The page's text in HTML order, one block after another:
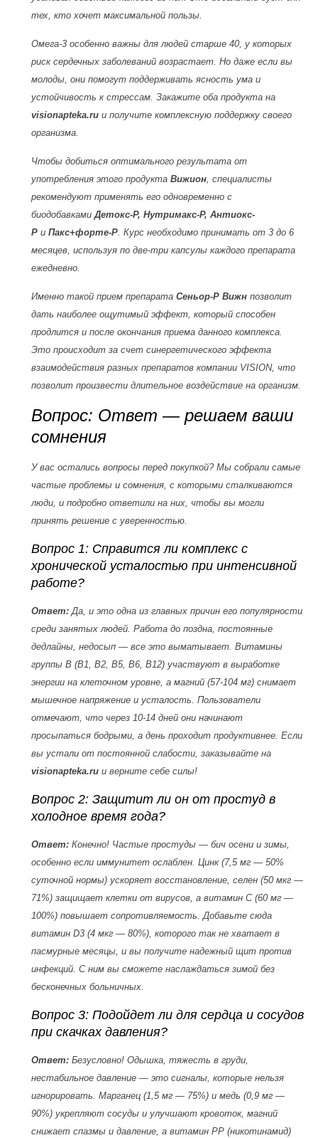
тех, кто хочет максимальной пользы.
Омега-3 особенно важны для людей старше 40, у которых
риск сердечных заболеваний возрастает. Но даже если вы
молоды, они помогут поддерживать ясность ума и
устойчивость к стрессам. Закажите оба продукта на
visionapteka.ru и получите комплексную поддержку своего
организма.
Чтобы добиться оптимального результата от
употребления этого продуктаВижион, специалисты
рекомендуют применять его одновременно с
биодобавкамиДетокс-Р,Нутримакс-Р,Антиокс-
Р и Пакс+форте-Р. Курс необходимо принимать от 3 до 6
месяцев, используя по две-три капсулы каждого препарата
ежедневно.
Именно такой прием препаратаСеньор-Р Вижн позволит
дать наиболее ощутимый эффект, который способен
продлится и после окончания приема данного комплекса.
Это происходит за счет синергетического эффекта
взаимодействия разных препаратов компании VISION, что
позволит произвести длительное воздействие на организм.
Вопрос: Ответ — решаем ваши
сомнения
У вас остались вопросы перед покупкой? Мы собрали самые
частые проблемы и сомнения, с которыми сталкиваются
люди, и подробно ответили на них, чтобы вы могли
принять решение с уверенностью.
Вопрос 1: Справится ли комплекс с
хронической усталостью при интенсивной
работе?
Ответ: Да, и это одна из главных причин его популярности
среди занятых людей. Работа до поздна, постоянные
дедлайны, недосып — все это выматывает. Витамины
группы B (B1, B2, B5, B6, B12) участвуют в выработке
энергии на клеточном уровне, а магний (57-104 мг) снимает
мышечное напряжение и усталость. Пользователи
отмечают, что через 10-14 дней они начинают
просыпаться бодрыми, а день проходит продуктивнее. Если
вы устали от постоянной слабости, заказывайте на
visionapteka.ru и верните себе силы!
Вопрос 2: Защитит ли он от простуд в
холодное время года?
Ответ: Конечно! Частые простуды — бич осени и зимы,
особенно если иммунитет ослаблен. Цинк (7,5 мг — 50%
суточной нормы) ускоряет восстановление, селен (50 мкг —
71%) защищает клетки от вирусов, а витамин С (60 мг —
100%) повышает сопротивляемость. Добавьте сюда
витамин D3 (4 мкг — 80%), которого так не хватает в
пасмурные месяцы, и вы получите надежный щит против
инфекций. С ним вы сможете наслаждаться зимой без
бесконечных больничных.
Вопрос 3: Подойдет ли для сердца и сосудов
при скачках давления?
Ответ: Безусловно! Одышка, тяжесть в груди,
нестабильное давление — это сигналы, которые нельзя
игнорировать. Марганец (1,5 мг — 75%) и медь (0,9 мг —
90%) укрепляют сосуды и улучшают кровоток, магний
снижает спазмы и давление, а витамин РР (никотинамид)